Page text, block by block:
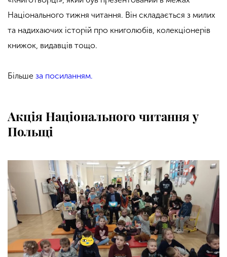
Національного тижня читання. Він складається з милих
та надихаючих історій про книголюбів, колекціонерів
книжок, видавців тощо.
Більше за посиланням.
Акція Національного читання у
Польщі